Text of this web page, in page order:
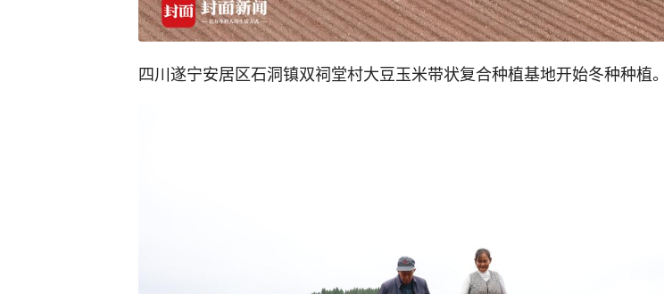
四川遂宁安居区石洞镇双祠堂村大豆玉米带状复合种植基地开始冬种种植